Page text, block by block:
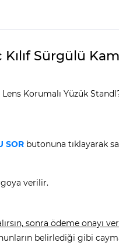
Sürgülü
Korumalı Yüzük
SOR butonuna tıklayarak
verilir.
sonra ödeme onayı
belirlediği gibi